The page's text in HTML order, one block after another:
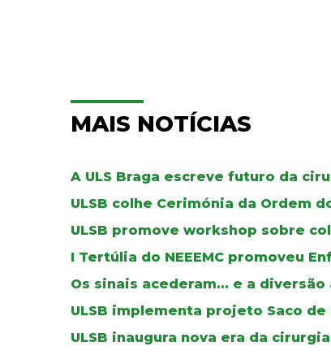
MAIS NOTÍCIAS
A ULS Braga escreve futuro da
ULSB colhe Cerimónia da Ordem
ULSB promove workshop sobre
I Tertúlia do NEEEMC promoveu
Os sinais acederam... e a
ULSB implementa projeto Saco de
ULSB inaugura nova era da